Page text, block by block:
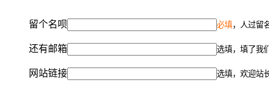
留个名呗 必填，人过留
还有邮箱 选填，填了我
网站链接 选填，欢迎站